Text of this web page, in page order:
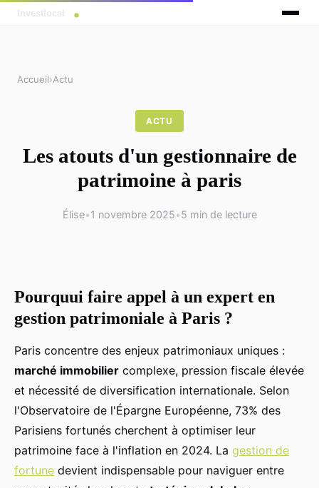
Accueil›Actu
ACTU
Les atouts d'un gestionnaire de
patrimoine à paris
Élise•1 novembre 2025•5 min de lecture
Pourquui faire appel à un expert en
gestion patrimoniale à Paris ?
Paris concentre des enjeux patrimoniaux uniques :
marché immobilier complexe, pression fiscale élevée
et nécessité de diversification internationale. Selon
l'Observatoire de l'Épargne Européenne, 73% des
Parisiens fortunés cherchent à optimiser leur
patrimoine face à l'inflation en 2024. La gestion de
fortune devient indispensable pour naviguer entre